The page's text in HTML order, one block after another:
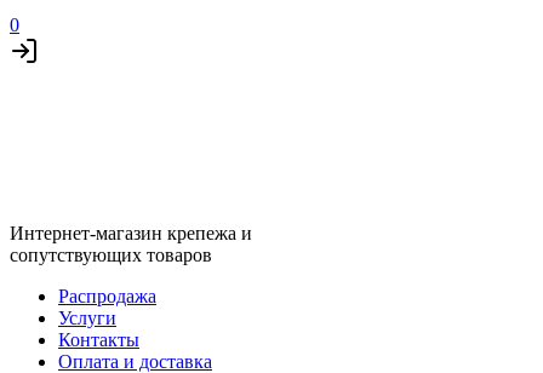
0
Интернет-магазин крепежа и
сопутствующих товаров
Распродажа
Услуги
Контакты
Оплата и доставка